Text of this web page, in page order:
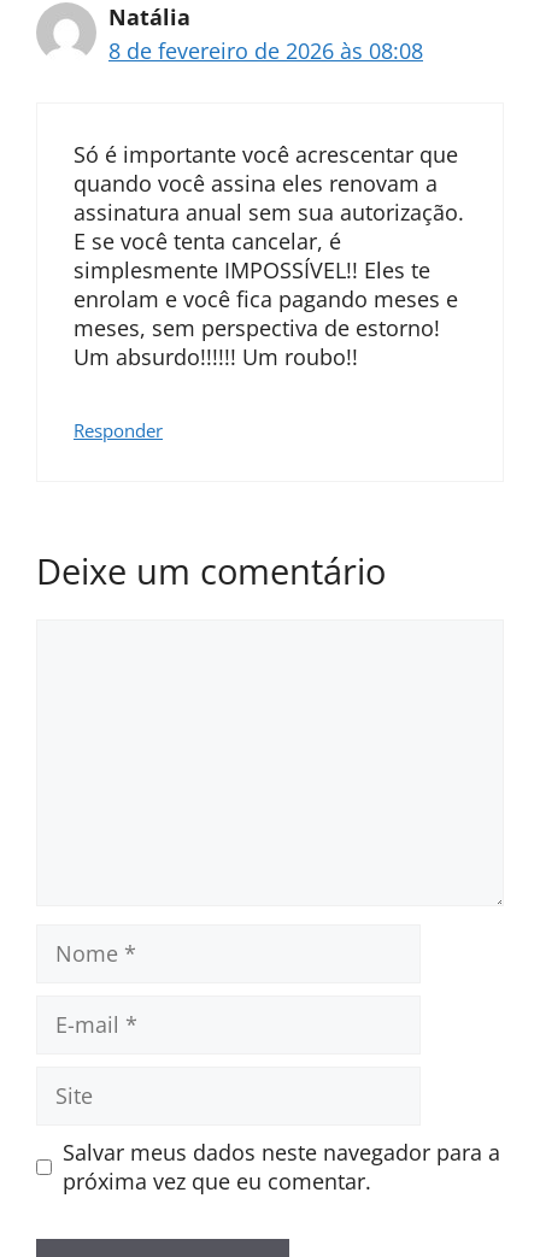
Natália
8 de fevereiro de 2026 às 08:08
Só é importante você acrescentar que
quando você assina eles renovam a
assinatura anual sem sua autorização.
E se você tenta cancelar, é
simplesmente IMPOSSÍVEL!! Eles te
enrolam e você fica pagando meses e
meses, sem perspectiva de estorno!
Um absurdo!!!!!! Um roubo!!
Responder
Deixe um comentário
mail
Site
Salvar meus dados neste navegador para a
próxima vez que eu comentar.